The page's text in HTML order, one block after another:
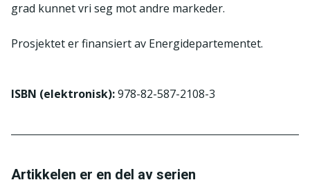
grad kunnet vri seg mot andre markeder.
Prosjektet er finansiert av Energidepartementet.
ISBN (elektronisk):978-82-587-2108-3
Artikkelen er en del av serien